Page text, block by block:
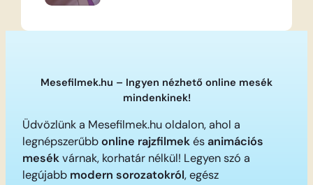
Mesefilmek.hu – Ingyen nézhető online mesék
mindenkinek!
Üdvözlünk a Mesefilmek.hu oldalon, ahol a
legnépszerűbbonline rajzfilmekésanimációs
mesékvárnak, korhatár nélkül! Legyen szó a
legújabb modern sorozatokról, egész